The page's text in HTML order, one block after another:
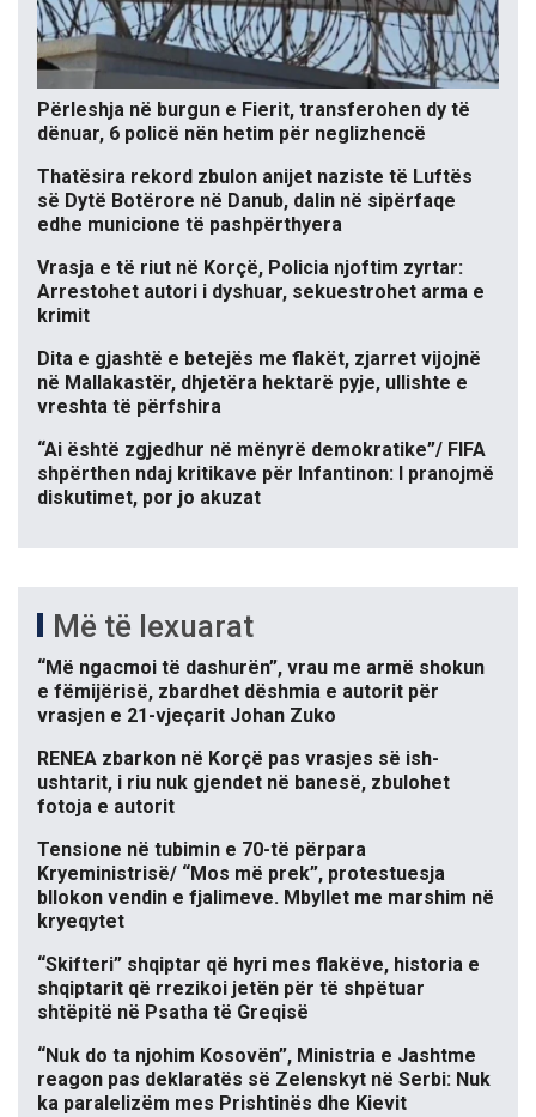
Përleshja në burgun e Fierit, transferohen dy të
dënuar, 6 policë nën hetim për neglizhencë
Thatësira rekord zbulon anijet naziste të Luftës
së Dytë Botërore në Danub, dalin në sipërfaqe
edhe municione të pashpërthyera
Vrasja e të riut në Korçë, Policia njoftim zyrtar:
Arrestohet autori i dyshuar, sekuestrohet arma e
krimit
Dita e gjashtë e betejës me flakët, zjarret vijojnë
në Mallakastër, dhjetëra hektarë pyje, ullishte e
vreshta të përfshira
“Ai është zgjedhur në mënyrë demokratike”/ FIFA
shpërthen ndaj kritikave për Infantinon: I pranojmë
diskutimet, por jo akuzat
Më të lexuarat
“Më ngacmoi të dashurën”, vrau me armë shokun
e fëmijërisë, zbardhet dëshmia e autorit për
vrasjen e 21-vjeçarit Johan Zuko
RENEA zbarkon në Korçë pas vrasjes së ish-
ushtarit, i riu nuk gjendet në banesë, zbulohet
fotoja e autorit
Tensione në tubimin e 70-të përpara
Kryeministrisë/ “Mos më prek”, protestuesja
bllokon vendin e fjalimeve. Mbyllet me marshim në
kryeqytet
“Skifteri” shqiptar që hyri mes flakëve, historia e
shqiptarit që rrezikoi jetën për të shpëtuar
shtëpitë në Psatha të Greqisë
“Nuk do ta njohim Kosovën”, Ministria e Jashtme
reagon pas deklaratës së Zelenskyt në Serbi: Nuk
ka paralelizëm mes Prishtinës dhe Kievit